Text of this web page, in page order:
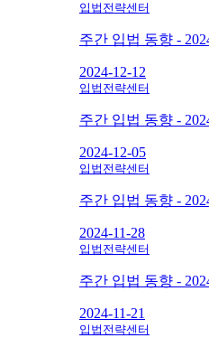
입법전략센터
주간 입법 동향 -
2024-12-12
입법전략센터
주간 입법 동향 -
2024-12-05
입법전략센터
주간 입법 동향 -
2024-11-28
입법전략센터
주간 입법 동향 -
2024-11-21
입법전략센터